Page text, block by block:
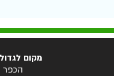
מקום
הכפר